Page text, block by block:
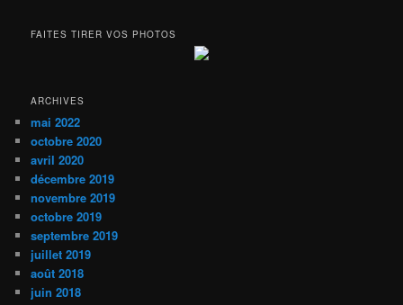
FAITES TIRER VOS PHOTOS
ARCHIVES
mai 2022
octobre 2020
avril 2020
décembre 2019
novembre 2019
octobre 2019
septembre 2019
juillet 2019
août 2018
juin 2018